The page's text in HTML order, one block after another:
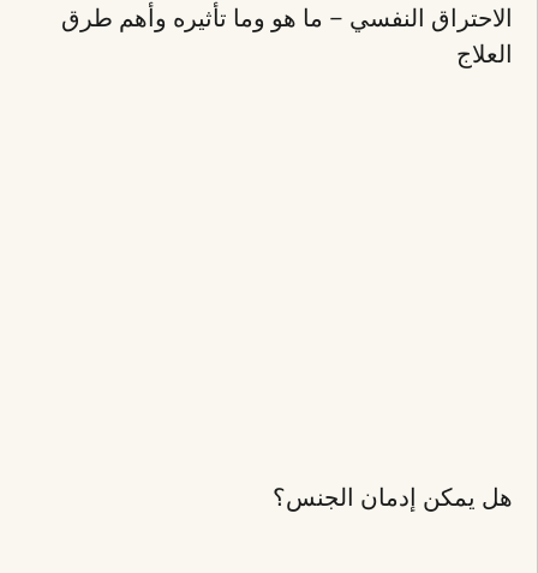
الاحتراق النفسي – ما هو وما تأثيره وأهم طرق
العلاج
هل يمكن إدمان الجنس؟